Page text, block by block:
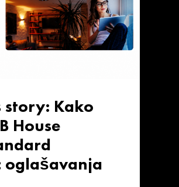
story: Kako
House
oglašavanja